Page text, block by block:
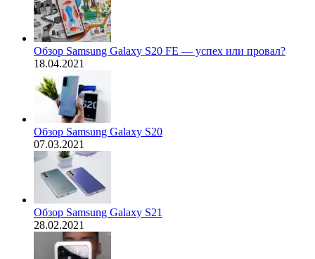
Обзор Samsung Galaxy S20 FE — успех или провал?
18.04.2021
Обзор Samsung Galaxy S20
07.03.2021
Обзор Samsung Galaxy S21
28.02.2021